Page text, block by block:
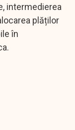
intermedierea
plăților
în